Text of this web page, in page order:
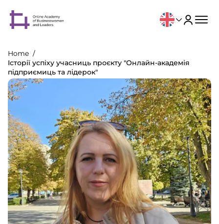
Home
Історії успіху учасниць проєкту "Онлайн-академія
підприємиць та лідерок"